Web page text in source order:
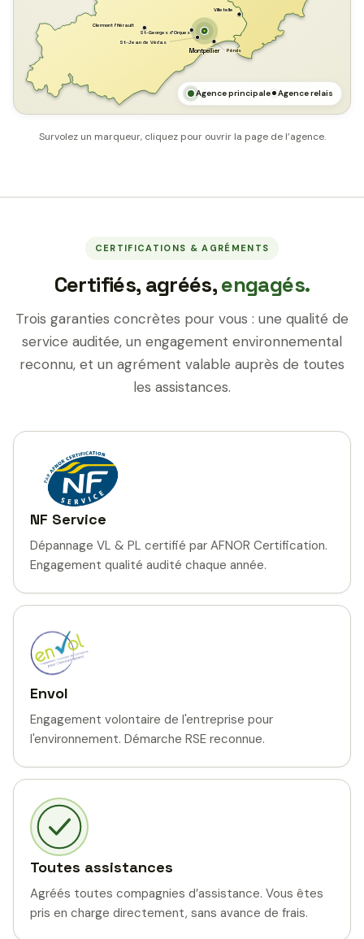
Montpellier Pérols
Villetelle
St-Georges d'Orques
Clermont l'Hérault
St-Jean de Védas
Agence principale Agence relais
Survolez un marqueur, cliquez pour ouvrir la page de l’agence.
CERTIFICATIONS & AGRÉMENTS
Certifiés, agréés,engagés.
Trois garanties concrètes pour vous : une qualité de
service auditée, un engagement environnemental
reconnu, et un agrément valable auprès de toutes
les assistances.
NF Service
Dépannage VL & PL certifié par AFNOR Certification.
Engagement qualité audité chaque année.
Envol
Engagement volontaire de l'entreprise pour
l'environnement. Démarche RSE reconnue.
Toutes assistances
Agréés toutes compagnies d’assistance. Vous êtes
pris en charge directement, sans avance de frais.